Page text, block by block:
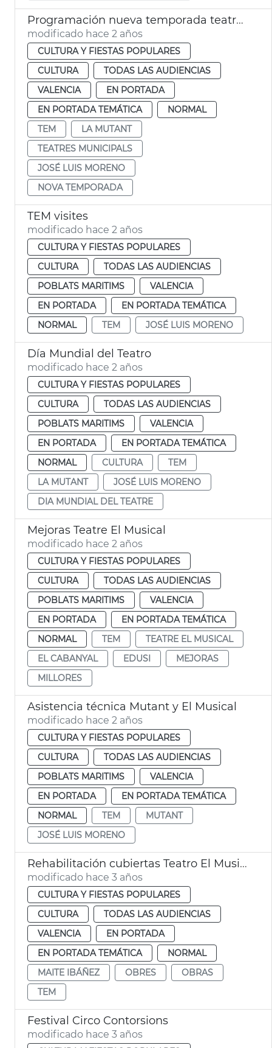
Programación nueva temporada teatros municipales
modificado hace 2 años
CULTURA Y FIESTAS POPULARES
CULTURA
TODAS LAS AUDIENCIAS
VALENCIA
EN PORTADA
EN PORTADA TEMÁTICA
NORMAL
TEM
LA MUTANT
TEATRES MUNICIPALS
JOSÉ LUIS MORENO
NOVA TEMPORADA
TEM visites
modificado hace 2 años
CULTURA Y FIESTAS POPULARES
CULTURA
TODAS LAS AUDIENCIAS
POBLATS MARITIMS
VALENCIA
EN PORTADA
EN PORTADA TEMÁTICA
NORMAL
TEM JOSÉ LUIS MORENO
Día Mundial del Teatro
modificado hace 2 años
CULTURA Y FIESTAS POPULARES
CULTURA
TODAS LAS AUDIENCIAS
POBLATS MARITIMS
VALENCIA
EN PORTADA
EN PORTADA TEMÁTICA
NORMAL
CULTURA
TEM
LA MUTANT
JOSÉ LUIS MORENO
DIA MUNDIAL DEL TEATRE
Mejoras Teatre El Musical
modificado hace 2 años
CULTURA Y FIESTAS POPULARES
CULTURA
TODAS LAS AUDIENCIAS
POBLATS MARITIMS
VALENCIA
EN PORTADA
EN PORTADA TEMÁTICA
NORMAL
TEM
TEATRE EL MUSICAL
EL CABANYAL
EDUSI
MEJORAS
MILLORES
Asistencia técnica Mutant y El Musical
modificado hace 2 años
CULTURA Y FIESTAS POPULARES
CULTURA
TODAS LAS AUDIENCIAS
POBLATS MARITIMS
VALENCIA
EN PORTADA
EN PORTADA TEMÁTICA
NORMAL
TEM
MUTANT
JOSÉ LUIS MORENO
Rehabilitación cubiertas Teatro El Musical
modificado hace 3 años
CULTURA Y FIESTAS POPULARES
CULTURA
TODAS LAS AUDIENCIAS
VALENCIA
EN PORTADA
EN PORTADA TEMÁTICA
NORMAL
MAITE IBÁÑEZ
OBRES
OBRAS
TEM
Festival Circo Contorsions
modificado hace 3 años